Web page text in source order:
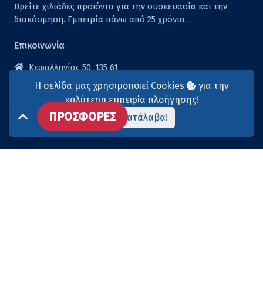
Βρείτε χιλιάδες προϊόντα για την συσκευασία και την
διακόσμηση. Εμπειρία πάνω από 25 χρόνια.
Επικοινωνία
Κεφαλληνίας 50, 135 61
Άγιοι Ανάργυροι
210 2614316
210 2615904
info@aqua-marina.gr
ΠΡΟΣΦΟΡΕΣ
Η σελίδα μας χρησιμοποιεί Cookies
για την
καλύτερη εμπειρία πλοήγησης!
Το κατάλαβα!